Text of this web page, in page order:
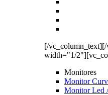
[/
width="1/
Monitores
Monitor
Monitor Led